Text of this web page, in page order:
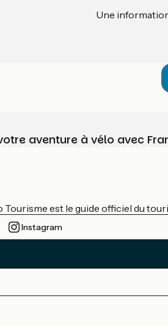
Une
aventure à vélo avec
Tourisme est le guide officiel du
Instagram